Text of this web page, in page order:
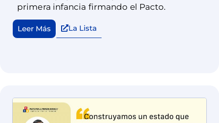
primera infancia firmando el Pacto.
Leer Más La Lista